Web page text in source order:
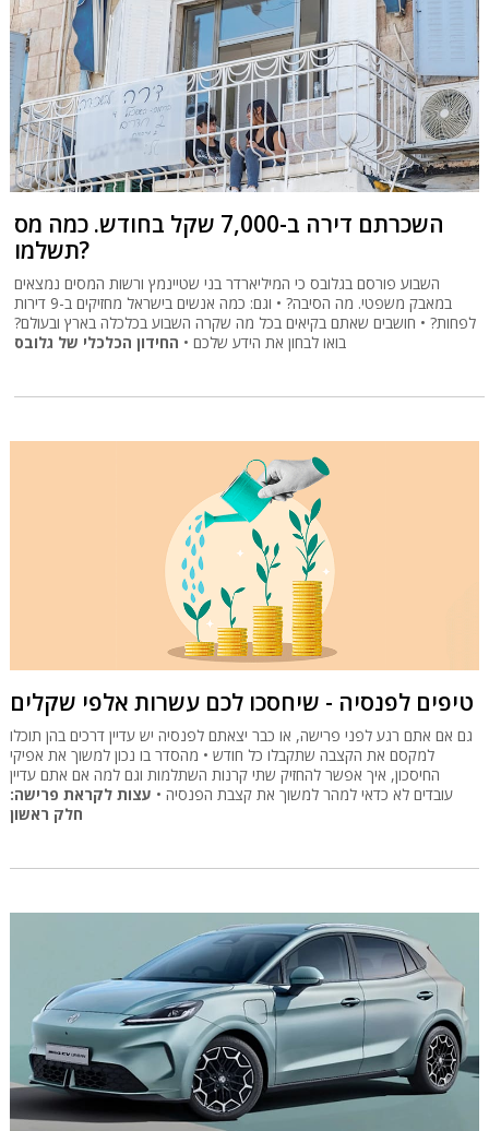
השכרתם דירה ב-7,000 שקל בחודש. כמה מס
תשלמו?
השבוע פורסם בגלובס כי המיליארדר בני שטיינמץ ורשות המסים נמצאים
במאבק משפטי. מה הסיבה? • וגם: כמה אנשים בישראל מחזיקים ב-9 דירות
לפחות? • חושבים שאתם בקיאים בכל מה שקרה השבוע בכלכלה בארץ ובעולם?
בואו לבחון את הידע שלכם • החידון הכלכלי של גלובס
טיפים לפנסיה - שיחסכו לכם עשרות אלפי שקלים
גם אם אתם רגע לפני פרישה, או כבר יצאתם לפנסיה יש עדיין דרכים בהן תוכלו
למקסם את הקצבה שתקבלו כל חודש • מהסדר בו נכון למשוך את אפיקי
החיסכון, איך אפשר להחזיק שתי קרנות השתלמות וגם למה אם אתם עדיין
עובדים לא כדאי למהר למשוך את קצבת הפנסיה • עצות לקראת פרישה:
חלק ראשון